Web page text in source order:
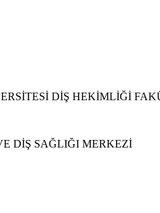
DİŞ HEKİMLİĞİ
DİŞ SAĞLIĞI MERKEZİ